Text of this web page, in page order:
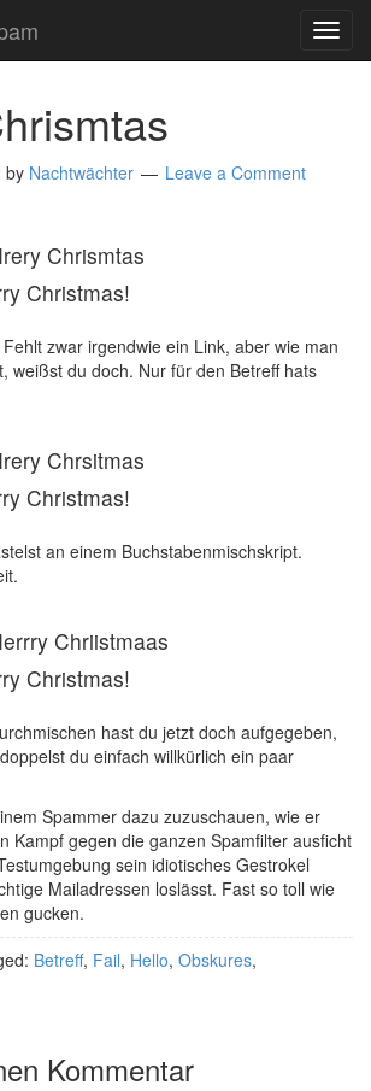
by Nachtwächter Leave a Comment
Chrismtas
Christmas!
zwar irgendwie ein Link, aber wie man
weißst du doch. Nur für den Betreff hats
Chrsitmas
Christmas!
an einem Buchstabenmischskript.
Chriistmaas
Christmas!
hast du jetzt doch aufgegeben,
du einfach willkürlich ein paar
Spammer dazu zuzuschauen, wie er
Kampf gegen die ganzen Spamfilter ausficht
sein idiotisches Gestrokel
Mailadressen loslässt. Fast so toll wie
gucken.
Betreff, Fail, Hello, Obskures,
Kommentar